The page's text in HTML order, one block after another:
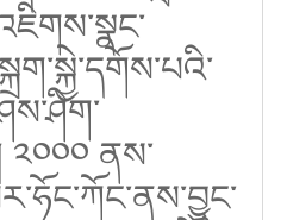
༢༠༠༠ ནས་